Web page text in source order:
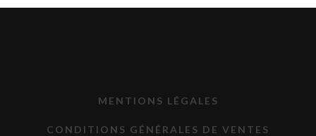
MENTIONS LÉGALES
CONDITIONS GÉNÉRALES DE VENTES